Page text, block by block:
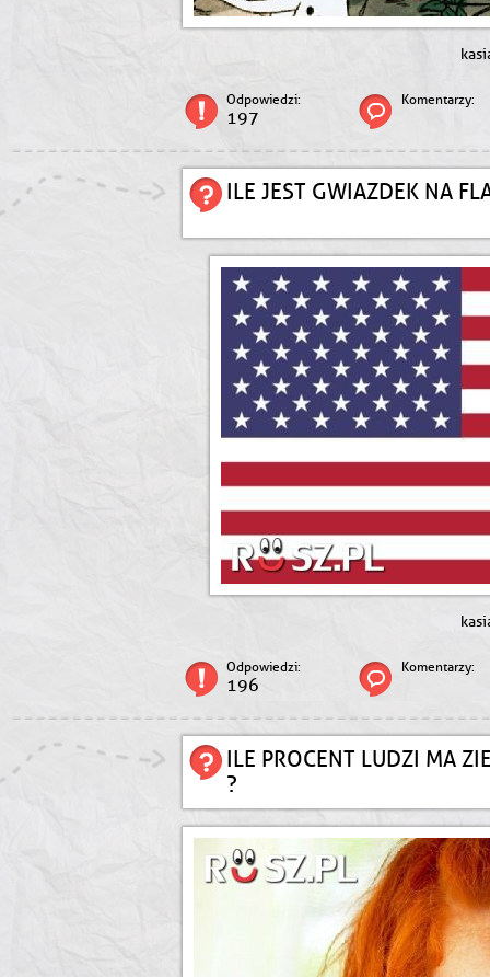
Odpowiedzi:
197
Komentarzy:
ILE JEST GWIAZDEK NA
Odpowiedzi:
196
Komentarzy:
ILE PROCENT LUDZI MA
?